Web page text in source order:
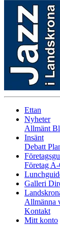
Ettan
Nyheter
Allmänt
Insänt
Debatt
Företag
Galleri
Allmänna
Kontakt
Mitt konto